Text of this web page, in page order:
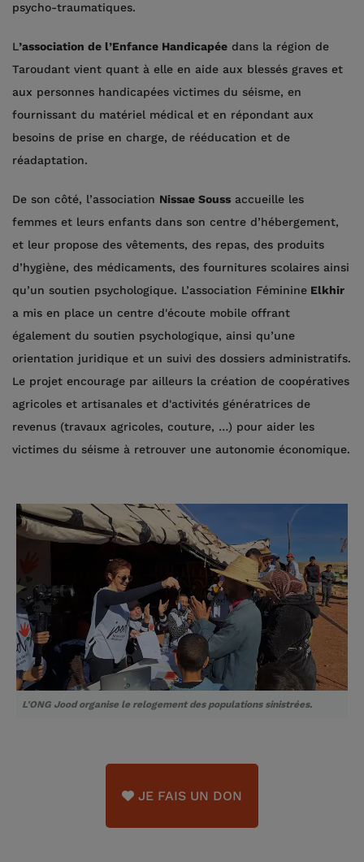
psycho-traumatiques.
L’association de l’Enfance Handicapée dans la région de
Taroudant vient quant à elle en aide aux blessés graves et
aux personnes handicapées victimes du séisme, en
fournissant du matériel médical et en répondant aux
besoins de prise en charge, de rééducation et de
réadaptation.
De son côté, l’association Nissae Souss accueille les
femmes et leurs enfants dans son centre d’hébergement,
et leur propose des vêtements, des repas, des produits
d’hygiène, des médicaments, des fournitures scolaires ainsi
qu’un soutien psychologique. L’association Féminine Elkhir
a mis en place un centre d'écoute mobile offrant
également du soutien psychologique, ainsi qu’une
orientation juridique et un suivi des dossiers administratifs.
Le projet encourage par ailleurs la création de coopératives
agricoles et artisanales et d'activités génératrices de
revenus (travaux agricoles, couture, …) pour aider les
victimes du séisme à retrouver une autonomie économique.
L'ONG Jood organise le relogement des populations sinistrées.
JE FAIS UN DON